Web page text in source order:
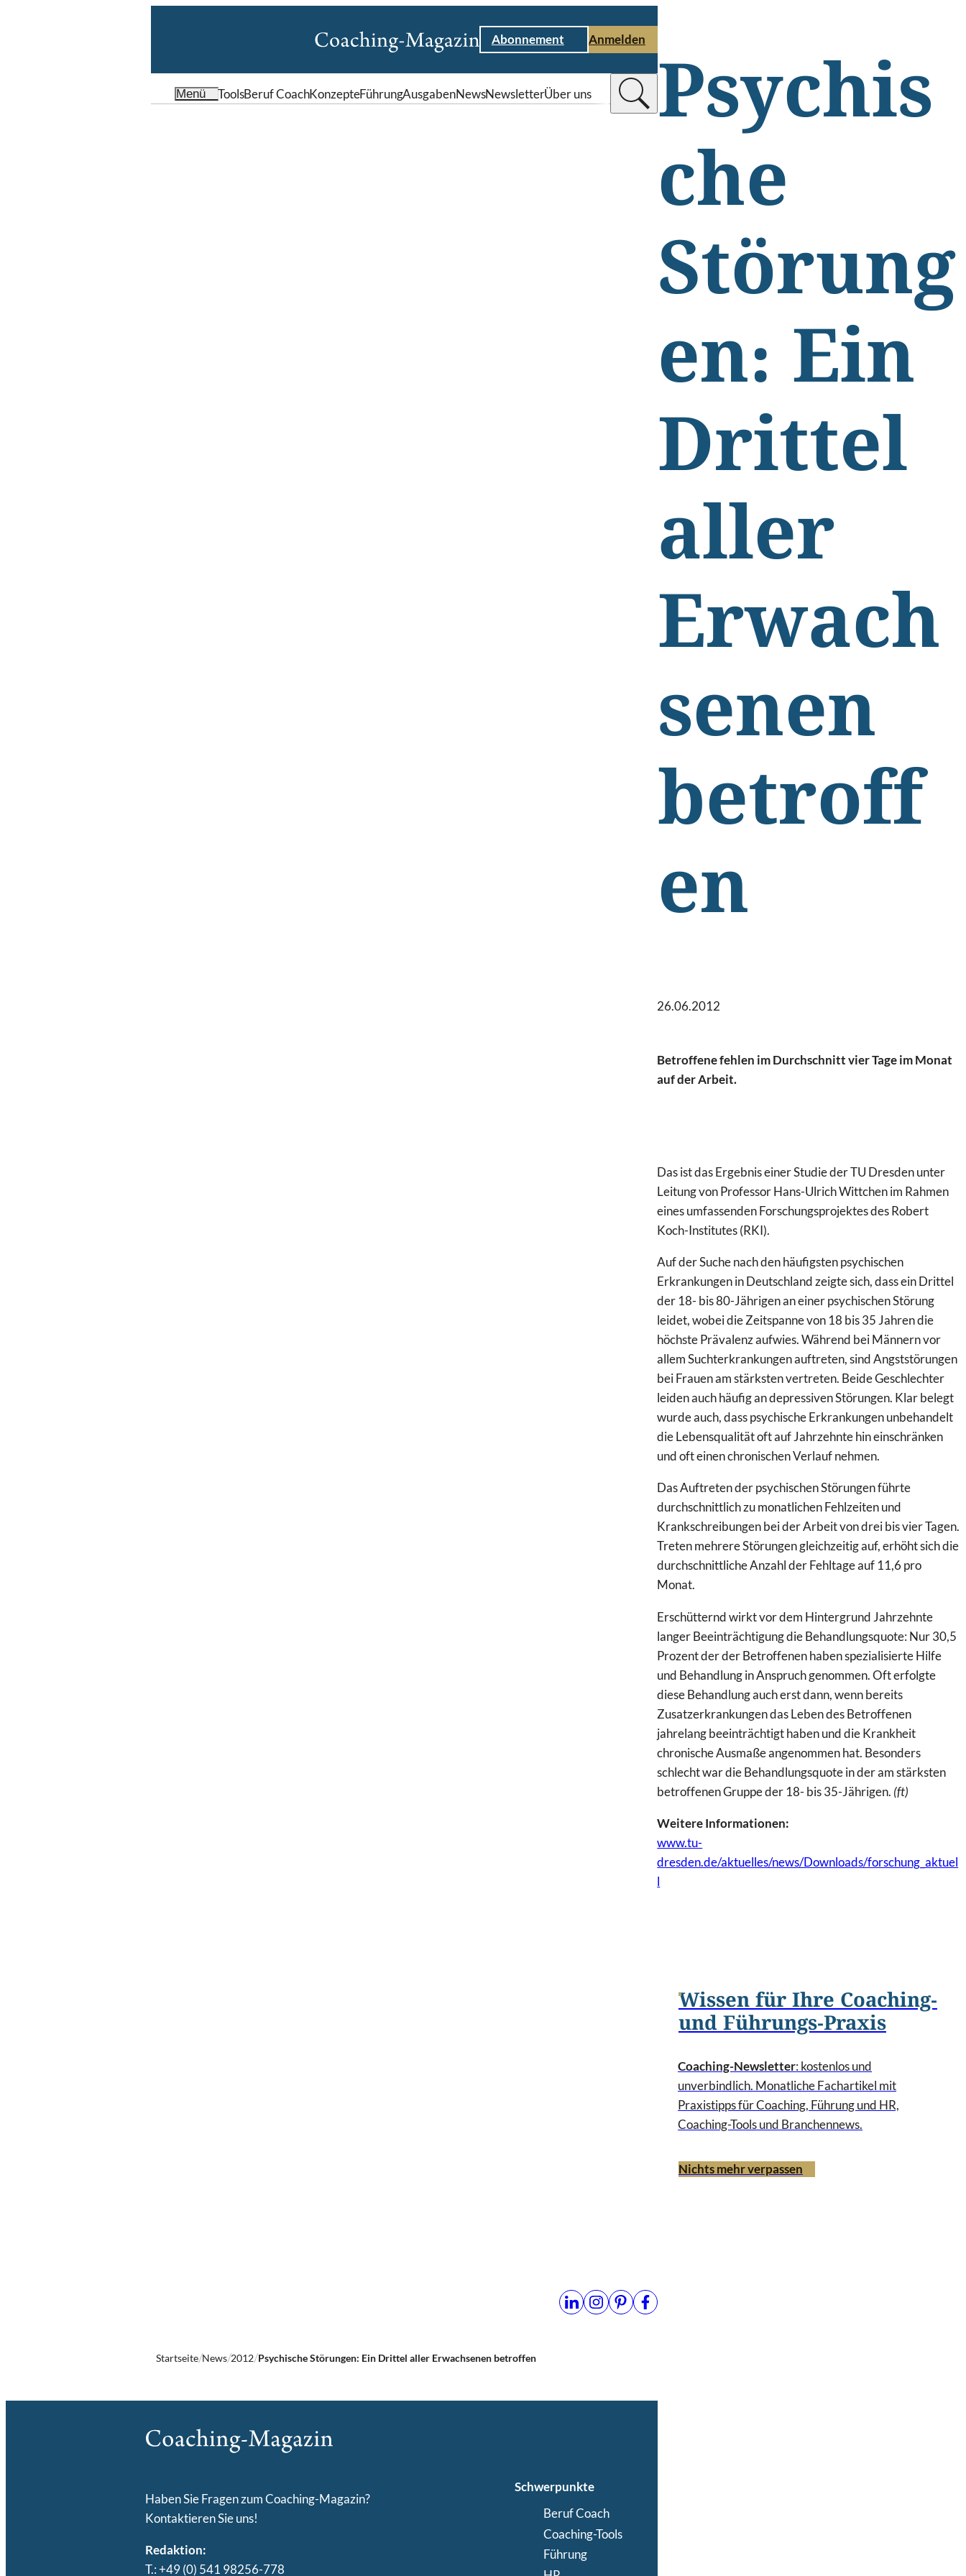
Abonnement Anmelden
Menü ToolsBeruf CoachKonzepteFührungAusgabenNewsNewsletterÜber uns
Psychis
che
Störung
en: Ein
Drittel
aller
Erwach
senen
betroff
en
26.06.2012
Betroffene fehlen im Durchschnitt vier Tage im Monat
auf der Arbeit.
Das ist das Ergebnis einer Studie der TU Dresden unter
Leitung von Professor Hans-Ulrich Wittchen im Rahmen
eines umfassenden Forschungsprojektes des Robert
Koch-Institutes (RKI).
Auf der Suche nach den häufigsten psychischen
Erkrankungen in Deutschland zeigte sich, dass ein Drittel
der 18- bis 80-Jährigen an einer psychischen Störung
leidet, wobei die Zeitspanne von 18 bis 35 Jahren die
höchste Prävalenz aufwies. Während bei Männern vor
allem Suchterkrankungen auftreten, sind Angststörungen
bei Frauen am stärksten vertreten. Beide Geschlechter
leiden auch häufig an depressiven Störungen. Klar belegt
wurde auch, dass psychische Erkrankungen unbehandelt
die Lebensqualität oft auf Jahrzehnte hin einschränken
und oft einen chronischen Verlauf nehmen.
Das Auftreten der psychischen Störungen führte
durchschnittlich zu monatlichen Fehlzeiten und
Krankschreibungen bei der Arbeit von drei bis vier Tagen.
Treten mehrere Störungen gleichzeitig auf, erhöht sich die
durchschnittliche Anzahl der Fehltage auf 11,6 pro
Monat.
Erschütternd wirkt vor dem Hintergrund Jahrzehnte
langer Beeinträchtigung die Behandlungsquote: Nur 30,5
Prozent der der Betroffenen haben spezialisierte Hilfe
und Behandlung in Anspruch genommen. Oft erfolgte
diese Behandlung auch erst dann, wenn bereits
Zusatzerkrankungen das Leben des Betroffenen
jahrelang beeinträchtigt haben und die Krankheit
chronische Ausmaße angenommen hat. Besonders
schlecht war die Behandlungsquote in der am stärksten
betroffenen Gruppe der 18- bis 35-Jährigen. (ft)
Weitere Informationen:
www.tu-
dresden.de/aktuelles/news/Downloads/forschung_aktuel
l
Wissen für Ihre Coaching-
und Führungs-Praxis
Coaching-Newsletter: kostenlos und
unverbindlich. Monatliche Fachartikel mit
Praxistipps für Coaching, Führung und HR,
Coaching-Tools und Branchennews.
Nichts mehr verpassen
Startseite News 2012 Psychische Störungen: Ein Drittel aller Erwachsenen betroffen
Haben Sie Fragen zum Coaching-Magazin?
Kontaktieren Sie uns!
Redaktion:
T.: +49 (0) 541 98256-778
Schwerpunkte
Beruf Coach
Coaching-Tools
Führung